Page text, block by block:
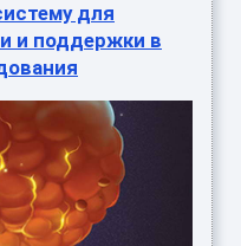
для
и поддержки в